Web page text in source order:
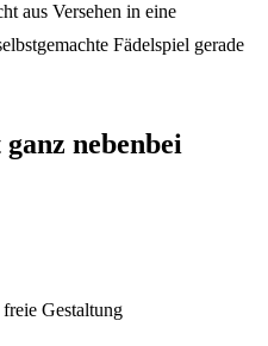
aus Versehen in eine
Fädelspiel gerade
nebenbei
Gestaltung